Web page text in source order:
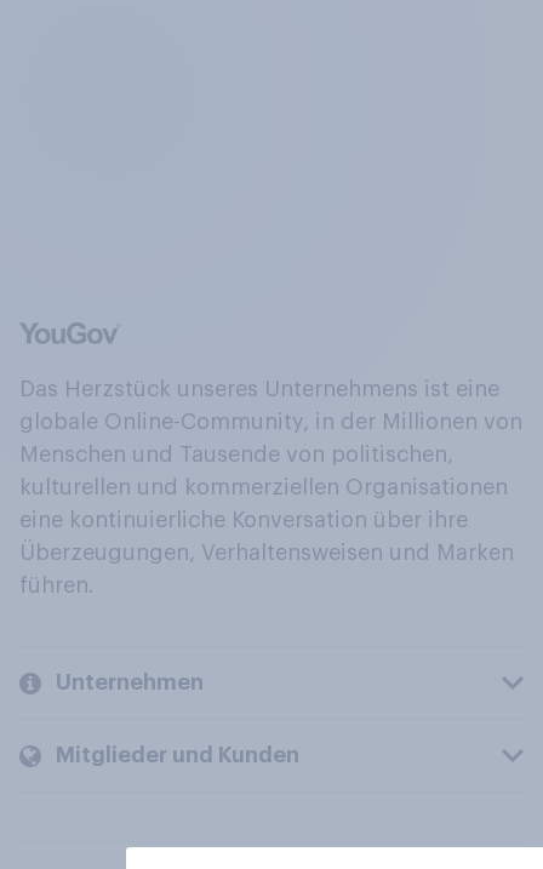
Das Herzstück unseres Unternehmens ist eine
globale Online-Community, in der Millionen von
Menschen und Tausende von politischen,
kulturellen und kommerziellen Organisationen
eine kontinuierliche Konversation über ihre
Überzeugungen, Verhaltensweisen und Marken
führen.
Unternehmen
Mitglieder und Kunden